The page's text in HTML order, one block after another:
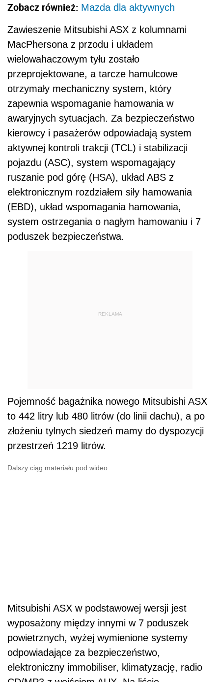
Zobacz również: Mazda dla aktywnych
Zawieszenie Mitsubishi ASX z kolumnami
MacPhersona z przodu i układem
wielowahaczowym tyłu zostało
przeprojektowane, a tarcze hamulcowe
otrzymały mechaniczny system, który
zapewnia wspomaganie hamowania w
awaryjnych sytuacjach. Za bezpieczeństwo
kierowcy i pasażerów odpowiadają system
aktywnej kontroli trakcji (TCL) i stabilizacji
pojazdu (ASC), system wspomagający
ruszanie pod górę (HSA), układ ABS z
elektronicznym rozdziałem siły hamowania
(EBD), układ wspomagania hamowania,
system ostrzegania o nagłym hamowaniu i 7
poduszek bezpieczeństwa.
REKLAMA
Pojemność bagażnika nowego Mitsubishi ASX
to 442 litry lub 480 litrów (do linii dachu), a po
złożeniu tylnych siedzeń mamy do dyspozycji
przestrzeń 1219 litrów.
Dalszy ciąg materiału pod wideo
Mitsubishi ASX w podstawowej wersji jest
wyposażony między innymi w 7 poduszek
powietrznych, wyżej wymienione systemy
odpowiadające za bezpieczeństwo,
elektroniczny immobiliser, klimatyzację, radio